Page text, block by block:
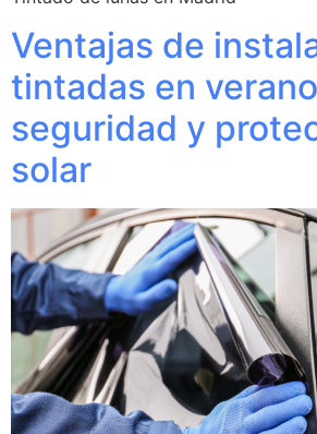
Ventajas de
tintadas en
seguridad y
solar